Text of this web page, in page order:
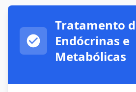
Tratamento
Endócrinas e
Metabólicas